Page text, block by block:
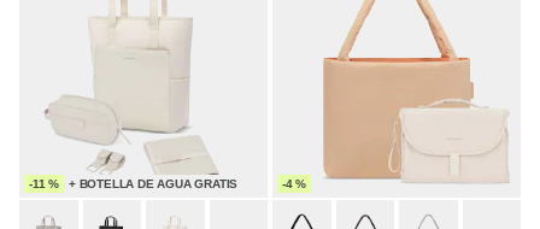
-11 % + BOTELLA DE AGUA GRATIS -4 %